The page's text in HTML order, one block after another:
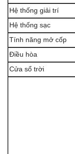
Hệ thống giải trí
Hệ thống sạc
Tính năng mở cốp
Điều hòa
Cửa sổ trời